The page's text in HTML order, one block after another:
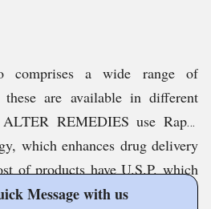
comprises a wide range of
are available in different
REMEDIES use Rapid
which enhances drug delivery
of products have U.S.P. which
''ME Toos'' in the market.
Message with us